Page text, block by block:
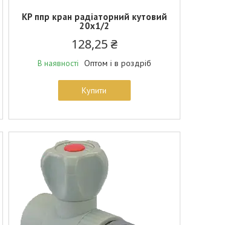
KP ппр кран радіаторний кутовий
20x1/2
128,25 ₴
В наявності Оптом і в роздріб
Купити